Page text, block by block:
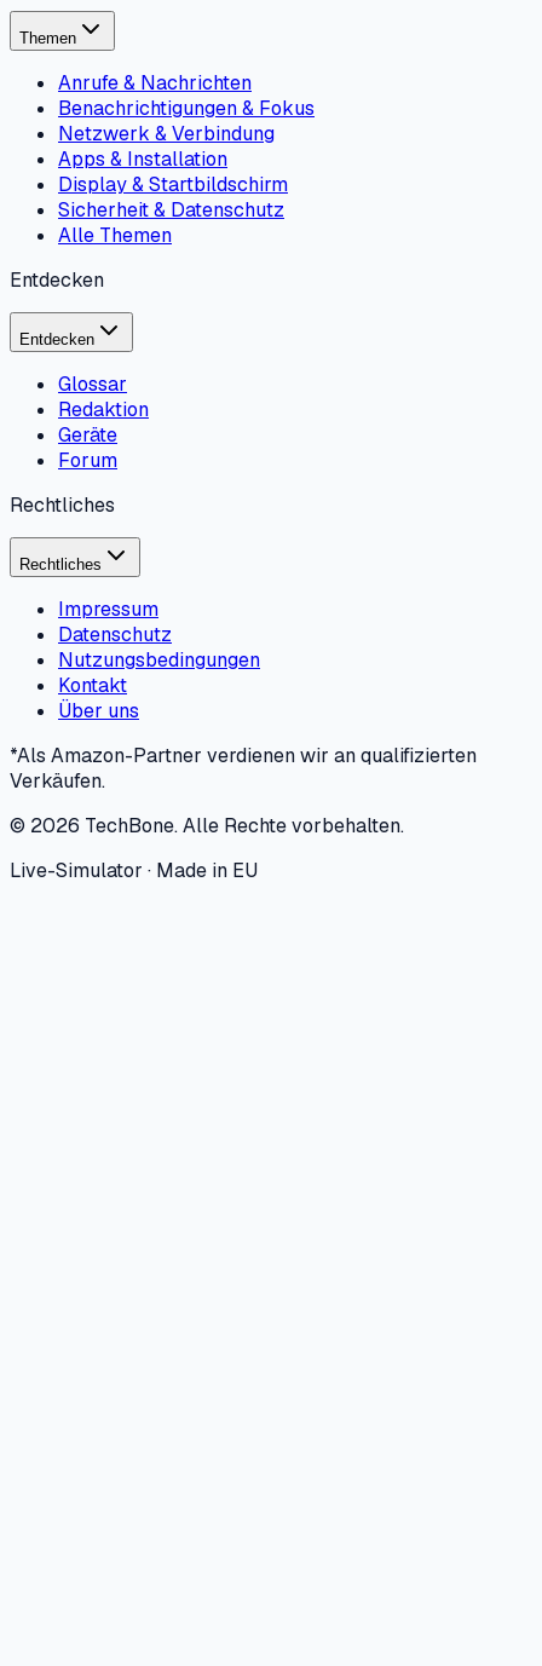
Themen
Anrufe & Nachrichten
Benachrichtigungen & Fokus
Netzwerk & Verbindung
Apps & Installation
Display & Startbildschirm
Sicherheit & Datenschutz
Alle Themen
Entdecken
Entdecken
Glossar
Redaktion
Geräte
Forum
Rechtliches
Rechtliches
Impressum
Datenschutz
Nutzungsbedingungen
Kontakt
Über uns
*Als Amazon-Partner verdienen wir an qualifizierten
Verkäufen.
© 2026 TechBone.Alle Rechte vorbehalten.
Live-Simulator · Made in EU